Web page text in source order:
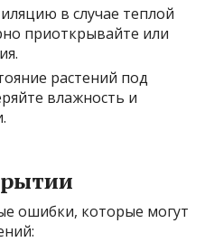
в случае теплой
приоткрывайте или
растений под
влажность и
ошибки, которые могут